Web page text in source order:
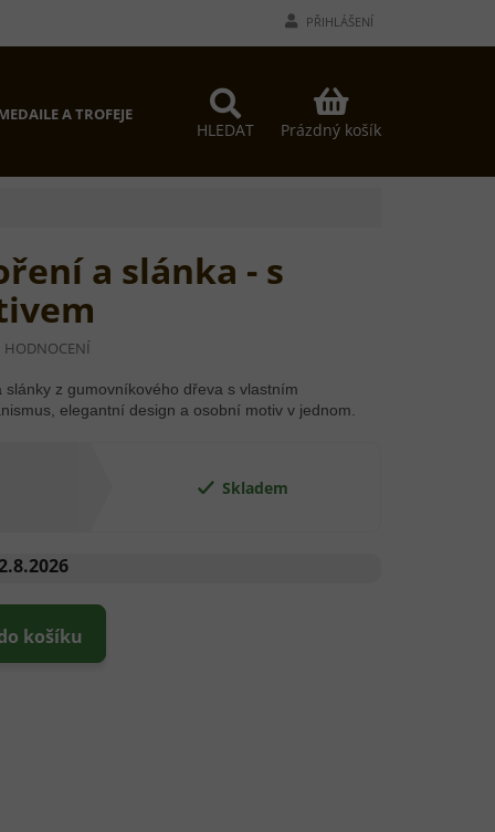
PŘIHLÁŠENÍ
HLEDAT
NÁKUPNÍ
KOŠÍK
Prázdný košík
A TROFEJE PROČ MY? KONTAKTY
a slánka - s
HODNOCENÍ
Skladem
košíku
z gumovníkového dřeva s vlastním
elegantní design a osobní motiv v jednom.